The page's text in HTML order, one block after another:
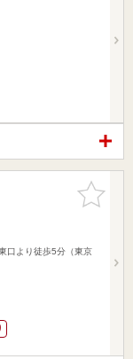
お気に入
りに追加
口より徒歩5分（東京